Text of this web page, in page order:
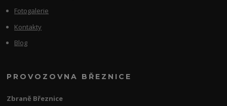
Fotogalerie
Kontakty
Blog
PROVOZOVNA BŘEZNICE
Zbraně Březnice